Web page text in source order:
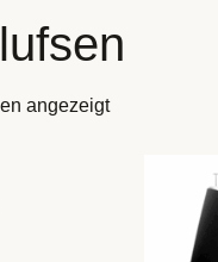
angezeigt